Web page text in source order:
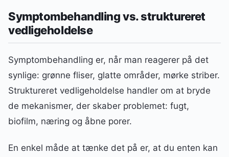
Symptombehandling vs. struktureret
vedligeholdelse
Symptombehandling er, når man reagerer på det
synlige: grønne fliser, glatte områder, mørke striber.
Struktureret vedligeholdelse handler om at bryde
de mekanismer, der skaber problemet: fugt,
biofilm, næring og åbne porer.
En enkel måde at tænke det på er, at du enten kan